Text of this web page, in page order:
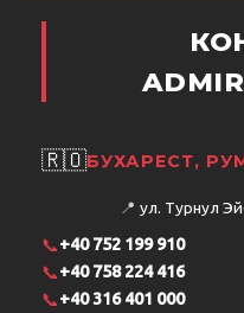
🇷🇴БУХАРЕСТ,
📍 ул. Турнул
📞+40 752 199 910
📞+40 758 224 416
📞+40 316 401 000